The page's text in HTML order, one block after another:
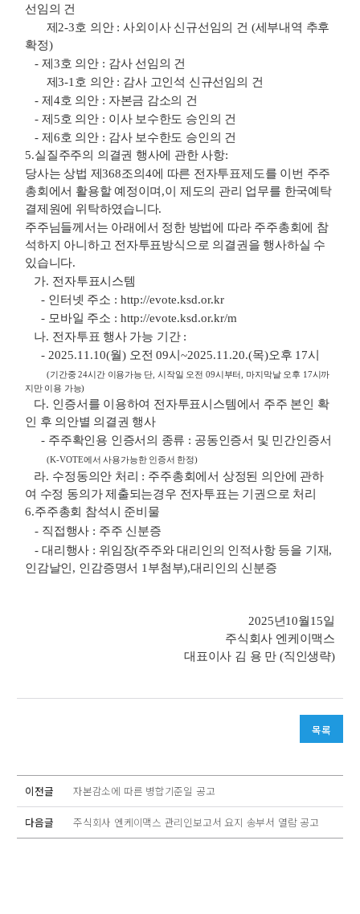
선임의 건
제 2-3호 의안 :사외이사 신규선임의 건 (세부내역 추후
확정)
- 제 3호 의안 : 감사 선임의 건
제3-1 호 의안 : 감사 고인석 신규선임의 건
- 제 4호 의안 : 자본금 감소의 건
- 제 5호 의안 : 이사 보수한도 승인의 건
- 제 6호 의안 : 감사 보수한도 승인의 건
5.실질주주의 의결권 행사에 관한 사항:
당사는 상법 제368조의 4에 따른 전자투표제도를 이번 주주
총회에서 활용할 예정이며 ,이 제도의 관리 업무를 한국예탁
결제원에 위탁하였습니다.
주주님들께서는 아래에서 정한 방법에 따라 주주총회에 참
석하지 아니하고 전자투표방식 으로 의결권을 행사하실 수
있습니다.
가. 전자투표시스템
- 인터넷 주소 : http://evote.ksd.or.kr
- 모바일 주소 : http://evote.ksd.or.kr/m
나. 전자투표 행사 가능 기간 :
- 2025.11.10(월) 오전09시 ~2025.11.20.(목)오후 17시
(기간중24시간 이용가능 단 ,시작일 오전 09시부터 마지막날 오후 17시까
지만 이용 가능)
다. 인증서를 이용하여 전자투표시스템에서 주주 본인 확
인 후 의안별 의결권 행사
- 주주확인용 인증서의 종류 : 공동인증서 및 민간인증서
(K-VOTE에서 사용가능한 인증서 한정)
라. 수정동의안 처리 : 주주총회에서 상정된 의안에 관하
여 수정 동의가 제출되는경우 전자투표는 기권으로 처리
6.주주총회 참석시 준비물
- 직접행사 : 주주 신분증
- 대리행사 : 위임장(주주와 대리인의 인적사항 등을 기재,
인감날인 , 인감증명서 1 부첨부),대리인의 신분증
2025년10월15일
주식회사 엔케이맥스
대표이사 김 용 만 (직인생략)
목록
이전글 자본감소에 따른 병합기준일 공고
다음글 주식회사 엔케이맥스 관리인보고서 요지 송부서 열람 공고